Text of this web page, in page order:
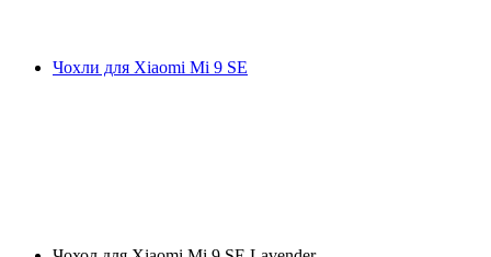
Чохли для Xiaomi Mi 9 SE